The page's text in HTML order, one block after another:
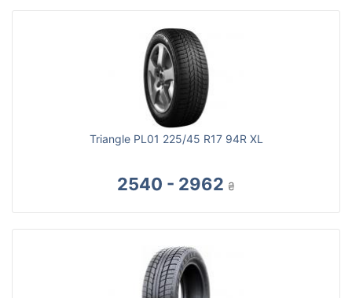
Triangle PL01 225/45 R17 94R XL
2540 - 2962 ₴